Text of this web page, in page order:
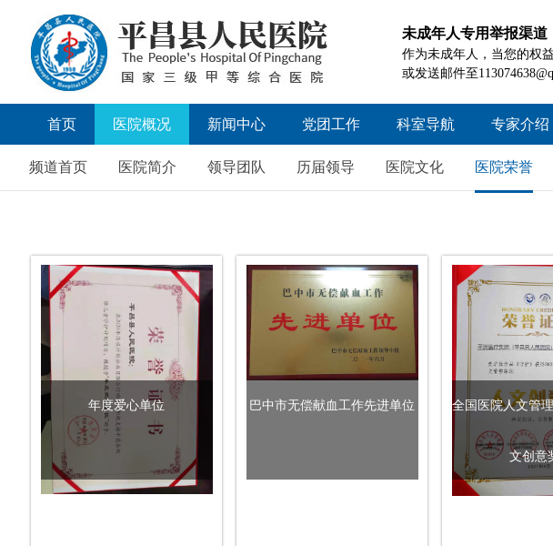
未成年人专用举报渠道
作为未成年人，当您的权
或发送邮件至
首页 医院概况
医院简介
领导团队
医院文化
医院荣誉
医院掠影
新闻中心
医院新闻
招标公告
院务公开
视频新闻
党团工作
党委工作
科室导航
院本部
信义院区
专家介绍
频道首页 医院简介 领导团队 历届领导 医院文化 医院荣誉
年度爱心单位 巴中市无偿献血工作先进单位 全国医院人文管
文创意